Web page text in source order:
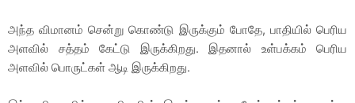
அந்த விமானம் சென்று கொண்டு இருக்கும் போதே, பாதியில் பெரிய
அளவில் சத்தம் கேட்டு இருக்கிறது. இதனால் உள்பக்கம் பெரிய
அளவில் பொருட்கள் ஆடி இருக்கிறது.